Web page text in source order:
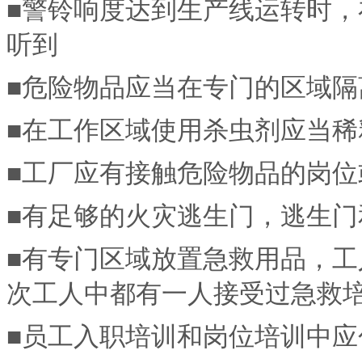
■警铃响度达到生产线运转时
听到
■危险物品应当在专门的区域
■在工作区域使用杀虫剂应当
■工厂应有接触危险物品的岗
■有足够的火灾逃生门，逃生
■有专门区域放置急救用品，
次工人中都有一人接受过急救
■员工入职培训和岗位培训中